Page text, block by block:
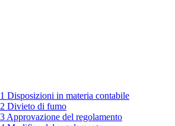
Disposizioni in materia contabile
Divieto di fumo
Approvazione del regolamento